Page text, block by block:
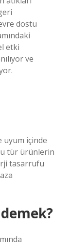
dostu
etki
ve
uyum içinde
tür ürünlerin
tasarrufu